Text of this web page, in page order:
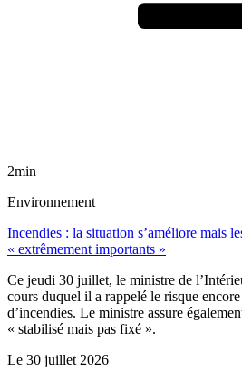
2min
Environnement
Incendies : la situation s’améliore mais
« extrêmement importants »
Ce jeudi 30 juillet, le ministre de
cours duquel il a rappelé le risque
d’incendies. Le ministre assure
« stabilisé mais pas fixé ».
Le 30 juillet 2026